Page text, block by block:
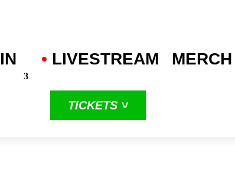
• LIVESTREAM MERCH
TICKETS ˅